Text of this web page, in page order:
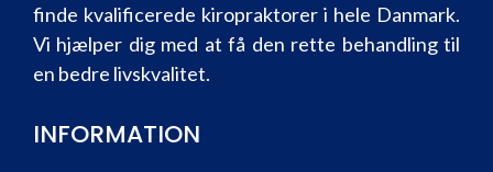
finde kvalificerede kiropraktorer i hele Danmark.
Vi hjælper dig med at få den rette behandling til
en bedre livskvalitet.
INFORMATION